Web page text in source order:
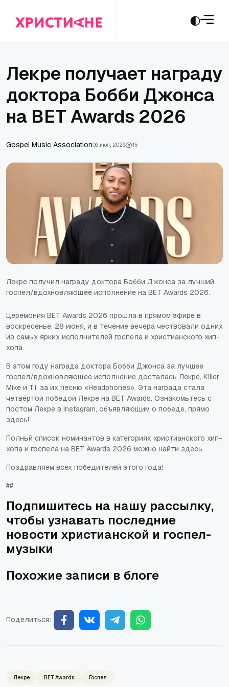
Лекре получает награду
доктора Бобби Джонса
на BET Awards 2026
Gospel Music Association06 июл., 2026 15
Лекре получил награду доктора Бобби Джонса за лучший
госпел/вдохновляющее исполнение на BET Awards 2026.
Церемония BET Awards 2026 прошла в прямом эфире в
воскресенье, 28 июня, и в течение вечера чествовали одних
из самых ярких исполнителей госпела и христианского хип-
хопа.
В этом году награда доктора Бобби Джонса за лучшее
госпел/вдохновляющее исполнение досталась Лекре, Killer
Mike и T.I. за их песню «Headphones». Эта награда стала
четвёртой победой Лекре на BET Awards. Ознакомьтесь с
постом Лекре в Instagram, объявляющим о победе, прямо
здесь!
Полный список номинантов в категориях христианского хип-
хопа и госпела на BET Awards 2026 можно найти здесь.
Поздравляем всех победителей этого года!
##
Подпишитесь на нашу рассылку,
чтобы узнавать последние
новости христианской и госпел-
музыки
Похожие записи в блоге
Поделиться:
Лекре BET Awards Госпел